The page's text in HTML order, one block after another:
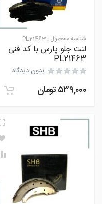
شناسه محصول : PL21463
لنت جلو پارس با کد فنی
PL21463
بدون دیدگاه
۵۳۹,۰۰۰تومان